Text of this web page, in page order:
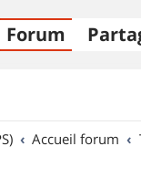
Forum
Accueil forum